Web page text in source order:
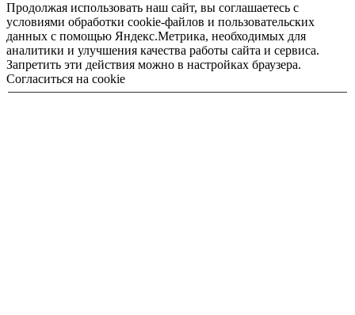
Продолжая использовать наш сайт, вы соглашаетесь с
условиями обработки cookie-файлов и пользовательских
данных с помощью Яндекс.Метрика, необходимых для
аналитики и улучшения качества работы сайта и сервиса.
Запретить эти действия можно в настройках браузера.
Согласиться на cookie